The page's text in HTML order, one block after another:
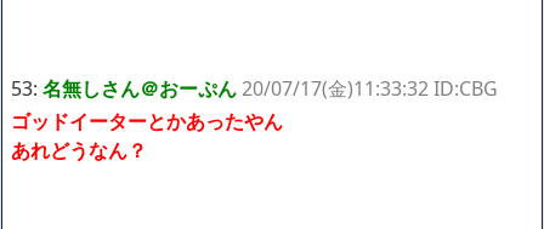
53: 名無しさん＠おーぷん20/07/17(金)11:33:32 ID:CBG
ゴッドイーターとかあったやん
あれどうなん？